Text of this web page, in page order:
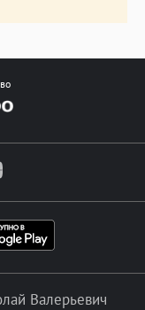
Валерьевич